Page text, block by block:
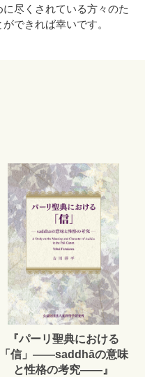
尽くされている方々のた
できれば幸いです。
『パーリ聖典における
「信」——saddhāの意味
と性格の考究——』